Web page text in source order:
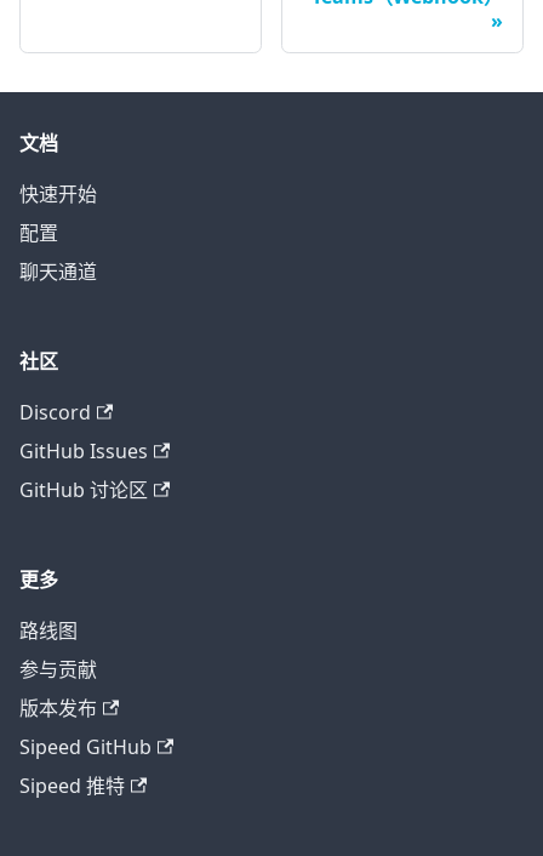
文档
快速开始
配置
聊天通道
社区
Discord
GitHub Issues
GitHub 讨论区
更多
路线图
参与贡献
版本发布
Sipeed GitHub
Sipeed 推特